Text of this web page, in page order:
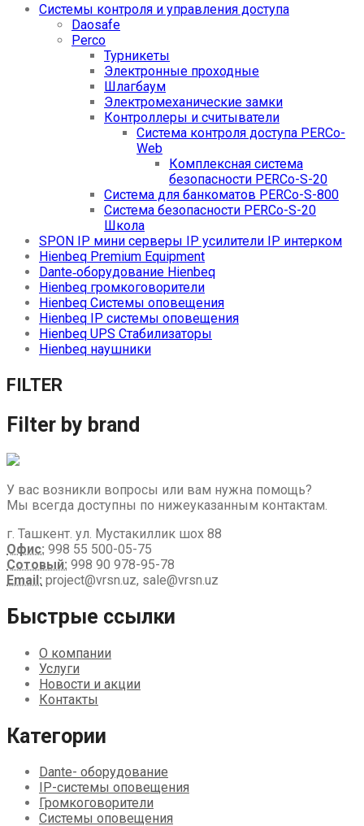
Системы контроля и управления доступа
Daosafe
Perco
Турникеты
Электронные проходные
Шлагбаум
Электромеханические замки
Контроллеры и считыватели
Система контроля доступа PERCo-
Web
Комплексная система
безопасности PERCo-S-20
Система для банкоматов PERCo-S-800
Система безопасности PERCo-S-20
Школа
SPON IP мини серверы IP усилители IP интерком
Hienbeq Premium Equipment
Dante‑оборудование Hienbeq
Hienbeq громкоговорители
Hienbeq Системы оповещения
Hienbeq IP системы оповещения
Hienbeq UPS Стабилизаторы
Hienbeq наушники
FILTER
Filter by brand
У вас возникли вопросы или вам нужна помощь?
Мы всегда доступны по нижеуказанным контактам.
г. Ташкент. ул. Мустакиллик шох 88
Офис: 998 55 500-05-75
Сотовый: 998 90 978-95-78
Email: project@vrsn.uz, sale@vrsn.uz
Быстрые ссылки
О компании
Услуги
Новости и акции
Контакты
Категории
Dante- оборудование
IP-системы оповещения
Громкоговорители
Системы оповещения